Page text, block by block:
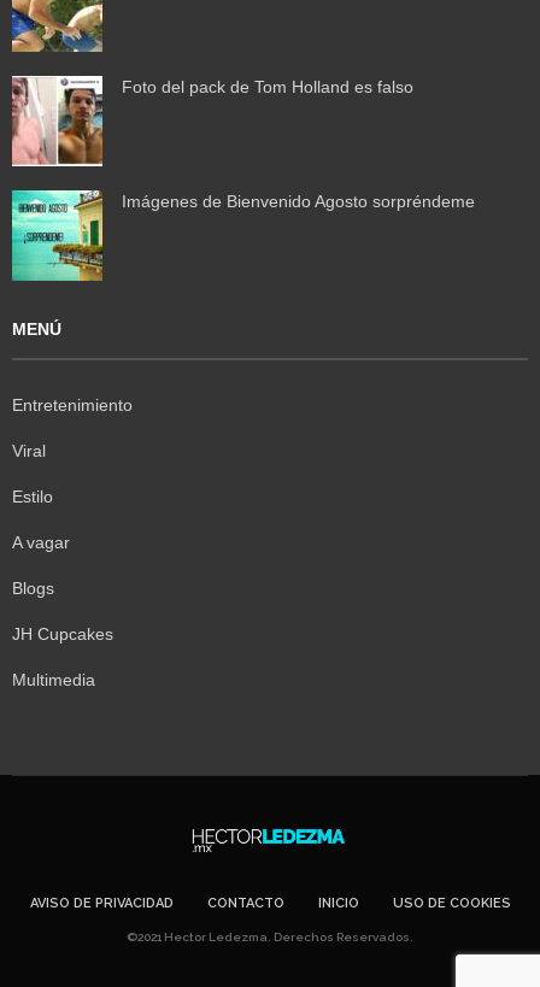
Foto del pack de Tom Holland es falso
Imágenes de Bienvenido Agosto sorpréndeme
MENÚ
Entretenimiento
Viral
Estilo
A vagar
Blogs
JH Cupcakes
Multimedia
AVISO DE PRIVACIDAD CONTACTO INICIO USO DE COOKIES
©2021 Hector Ledezma. Derechos Reservados.